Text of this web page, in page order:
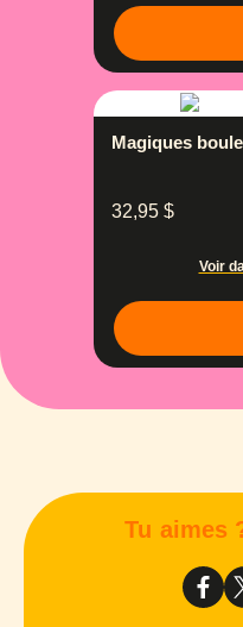
Magiques
32,95 $
Voir
Tu aimes